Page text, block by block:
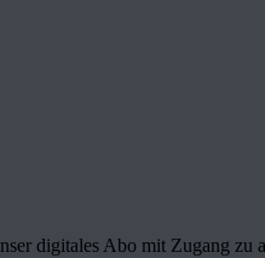
digitales Abo mit Zugang zu